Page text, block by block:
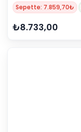
Sepette: 7.859,70₺
₺8.733,00